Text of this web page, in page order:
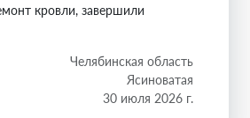
кровли, завершили
Челябинская область
Ясиноватая
30 июля 2026 г.